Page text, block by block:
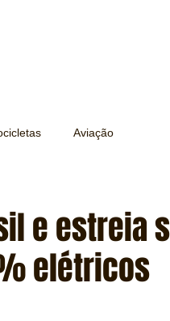
Aviação
e Equipamentos
e estreia
elétricos